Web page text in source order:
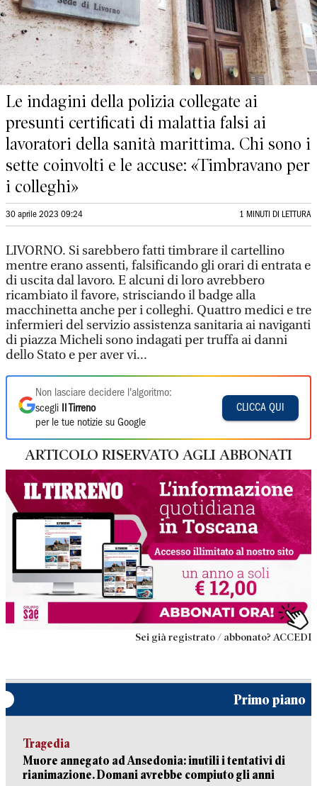
Le indagini della polizia collegate ai
presunti certificati di malattia falsi ai
lavoratori della sanità marittima. Chi sono i
sette coinvolti e le accuse: «Timbravano per
i colleghi»
30 aprile 2023 09:24 1 MINUTI DI LETTURA
LIVORNO. Si sarebbero fatti timbrare il cartellino
mentre erano assenti, falsificando gli orari di entrata e
di uscita dal lavoro. E alcuni di loro avrebbero
ricambiato il favore, strisciando il badge alla
macchinetta anche per i colleghi. Quattro medici e tre
infermieri del servizio assistenza sanitaria ai naviganti
di piazza Micheli sono indagati per truffa ai danni
dello Stato e per aver vi...
Non lasciare decidere l'algoritmo:
scegli
Il Tirreno
per le tue notizie su Google
CLICCA QUI
ARTICOLO RISERVATO AGLI ABBONATI
Sei già registrato / abbonato? ACCEDI
Primo piano
Tragedia
Muore annegato ad Ansedonia: inutili i tentativi di
rianimazione. Domani avrebbe compiuto gli anni